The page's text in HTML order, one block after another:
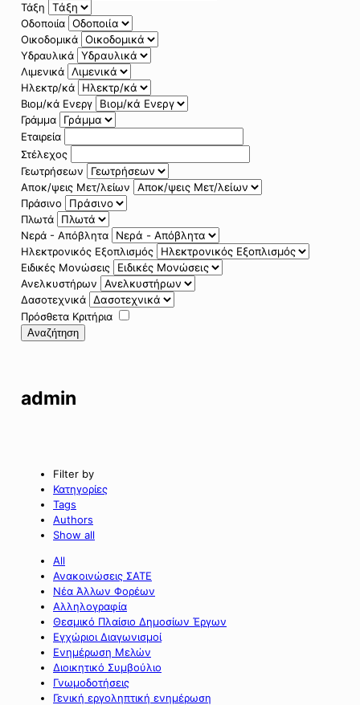
Τάξη
Οδοποιία
Οικοδομικά
Υδραυλικά
Λιμενικά
Ηλεκτρ/κά
Βιομ/κά Ενεργ
Γράμμα
Εταιρεία
Στέλεχος
Γεωτρήσεων
Αποκ/ψεις Μετ/λείων
Πράσινο
Πλωτά
Νερά - Απόβλητα
Ηλεκτρονικός Εξοπλισμός
Ειδικές Μονώσεις
Ανελκυστήρων
Δασοτεχνικά
Πρόσθετα Κριτήρια
Αναζήτηση
admin
Filter by
Κατηγορίες
Tags
Authors
Show all
All
Ανακοινώσεις ΣΑΤΕ
Νέα Άλλων Φορέων
Αλληλογραφία
Θεσμικό Πλαίσιο Δημοσίων Έργων
Εγχώριοι Διαγωνισμοί
Ενημέρωση Μελών
Διοικητικό Συμβούλιο
Γνωμοδοτήσεις
Γενική εργοληπτική ενημέρωση